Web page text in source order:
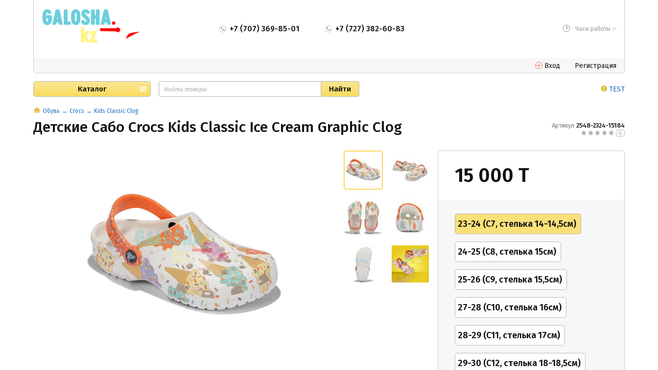
+7 (707) 369-85-01 +7 (727) 382-60-83 Часы работы
Вход Регистрация
Каталог TEST
Обувь Crocs Kids Classic Clog
Детские Сабо Crocs Kids Classic Ice Cream Graphic Clog Артикул 2548-2324-15184
0
15 000 T
23-24 (C7, стелька 14-14,5см)
24-25 (С8, стелька 15см)
25-26 (С9, стелька 15,5см)
27-28 (С10, стелька 16см)
28-29 (С11, стелька 17см)
29-30 (С12, стелька 18-18,5см)